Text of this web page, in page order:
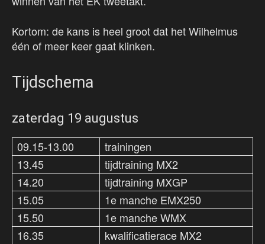
Kortom: de kans is heel groot dat het Wilhelmus
één of meer keer gaat klinken.
Tijdschema
zaterdag 19 augustus
09.15-13.00
trainingen
13.45
tijdtraining MX2
14.20
tijdtraining MXGP
15.05
1e manche EMX250
15.50
1e manche WMX
16.35
kwalificatierace MX2